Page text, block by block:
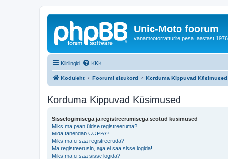
Unic-Moto foorum
vanamootorratturite pesa. aastast 1976.
Kiirlingid KKK
Koduleht Foorumi sisukord Korduma Kippuvad Küsimused
Korduma Kippuvad Küsimused
Sisselogimisega ja registreerumisega seotud küsimused
Miks ma pean üldse registreeruma?
Mida tähendab COPPA?
Miks ma ei saa registreeruda?
Ma registreerusin, aga ei saa sisse logida!
Miks ma ei saa sisse logida?